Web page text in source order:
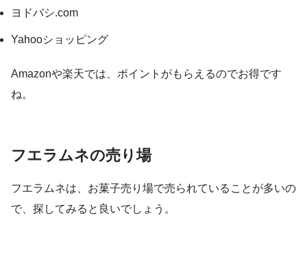
ヨドバシ.com
Yahooショッピング
Amazonや楽天では、ポイントがもらえるのでお得です
ね。
フエラムネの売り場
フエラムネは、お菓子売り場で売られていることが多いの
で、探してみると良いでしょう。